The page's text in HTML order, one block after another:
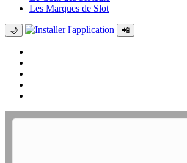
Les Marques de Slot
🌙 📲